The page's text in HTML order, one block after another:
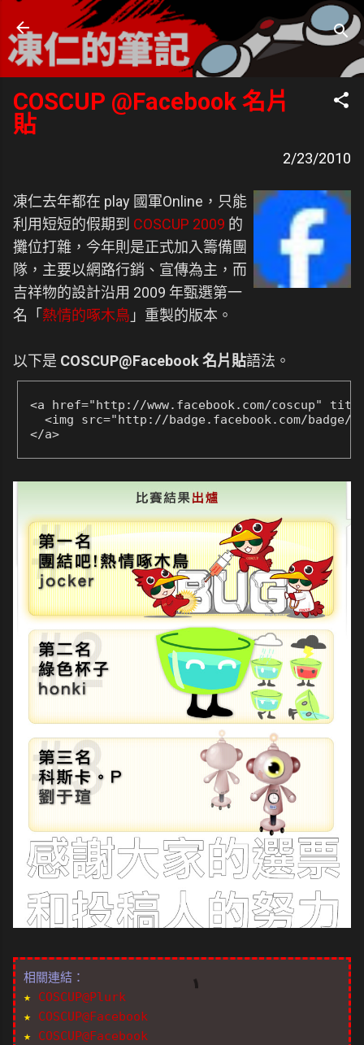
跳到主要內容
凍仁的筆記
- https://note.drx.tw
COSCUP @Facebook 名片
貼
2/23/2010
凍仁去年都在 play 國軍Online，只能
利用短短的假期到 COSCUP 2009 的
攤位打雜，今年則是正式加入籌備團
隊，主要以網路行銷、宣傳為主，而
吉祥物的設計沿用 2009 年甄選第一
名「 熱情的啄木鳥 」重製的版本。
以下是 COSCUP@Facebook 名片貼語法。
<a href="http://www.facebook.com/coscup"
<img src="http://badge.facebook.com/badge/
</a>
相關連結：
★ COSCUP@Plurk
★ COSCUP@Facebook
★ COSCUP@Facebook